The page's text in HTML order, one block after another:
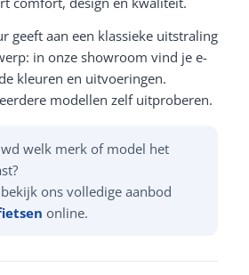
geeft aan een klassieke uitstraling
in onze showroom vind je e-
kleuren en uitvoeringen.
modellen zelf uitproberen.
welk merk of model het
ons volledige aanbod
online.